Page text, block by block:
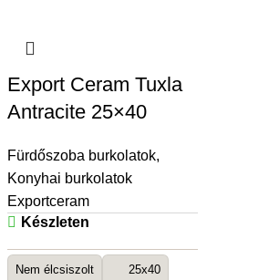
Export Ceram Tuxla
Antracite 25×40
Fürdőszoba burkolatok,
Konyhai burkolatok
Exportceram
Készleten
Nem élcsiszolt 25x40